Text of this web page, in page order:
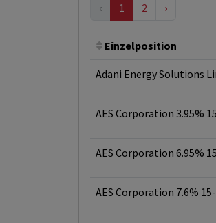
‹ 1 2 ›
Einzelposition
Adani Energy Solutions
AES Corporation 3.95%
AES Corporation 6.95%
AES Corporation 7.6%